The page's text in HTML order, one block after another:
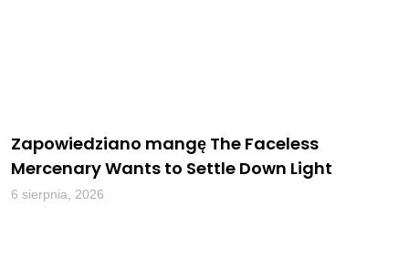
Zapowiedziano mangę The Faceless
Mercenary Wants to Settle Down Light
6 sierpnia, 2026